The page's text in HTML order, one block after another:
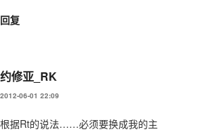
回复
约修亚_RK
2012-06-01 22:09
根据Rt的说法……必须要换成我的主